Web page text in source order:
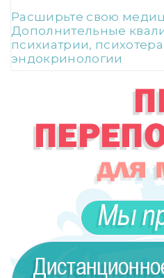
Расширьте свою
Дополнительные
психиатрии,
эндокринологии